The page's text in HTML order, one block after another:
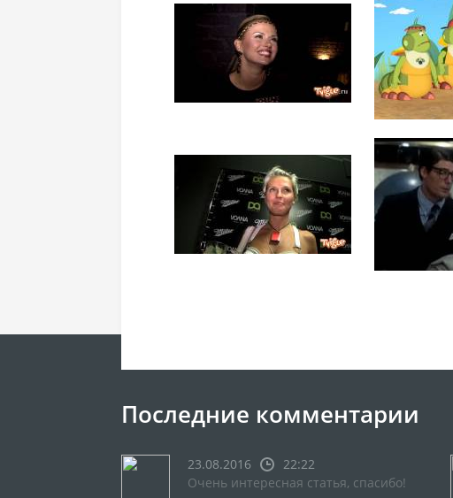
Последние комментарии
23.08.2016
22:22
Очень интересная статья, спасибо!